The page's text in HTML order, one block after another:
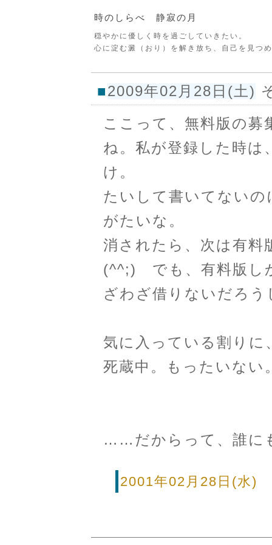
時のしらべ 静寂の月
穏やかに優しく時を過ごしていきたい。
心に淀む澱（おり）を解き放ち、自己を見つ
■2009年02月28日(土)
ここって、無料版の
ね。私が登録した時は
け。
たいして書いてない
がたいな。
消されたら、次は有料
(^^;) でも、有料版し
ざわざ借りないだろう
気に入っている割り
死蔵中。もったいない
……だからって、誰に
2001年02月28日(水)